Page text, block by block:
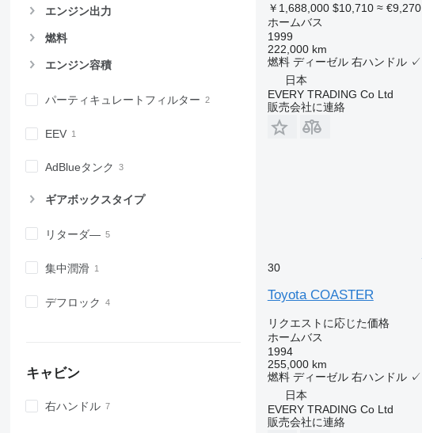
エンジン出力
燃料
エンジン容積
パーティキュレートフィルター
EEV
AdBlueタンク
ギアボックスタイプ
リターダ―
集中潤滑
デフロック
キャビン
右ハンドル
￥1,688,000 $10,710 ≈ €9,270
ホームバス
1999
222,000 km
燃料 ディーゼル 右ハンドル ✓
日本
EVERY TRADING Co Ltd
販売会社に連絡
30
Toyota COASTER
リクエストに応じた価格
ホームバス
1994
255,000 km
燃料 ディーゼル 右ハンドル ✓
日本
EVERY TRADING Co Ltd
販売会社に連絡